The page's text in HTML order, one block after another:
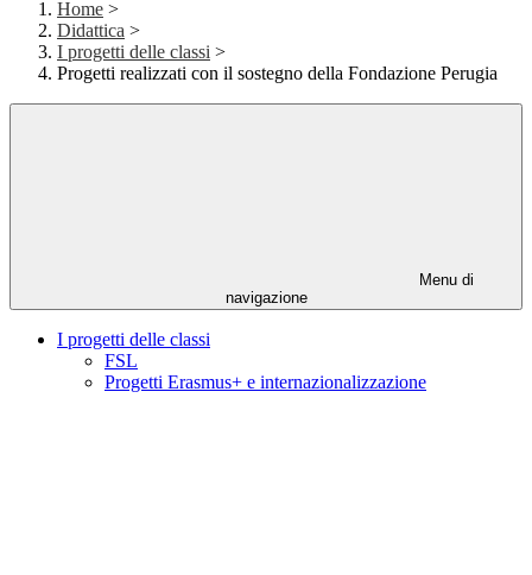
Home >
Didattica >
I progetti delle classi >
Progetti realizzati con il sostegno della Fondazione Perugia
Menu di
navigazione
I progetti delle classi
FSL
Progetti Erasmus+ e internazionalizzazione